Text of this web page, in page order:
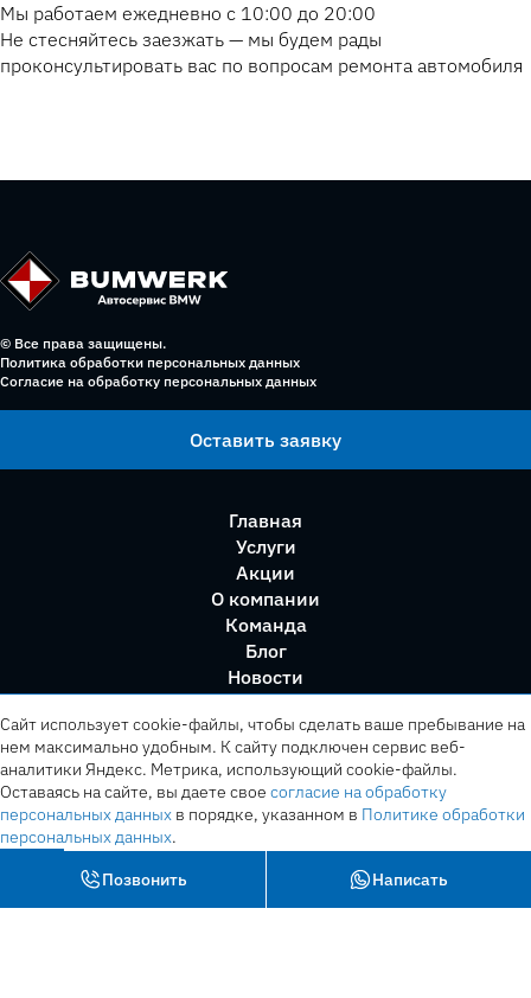
Мы работаем ежедневно с 10:00 до 20:00
Не стесняйтесь заезжать — мы будем рады
проконсультировать вас по вопросам ремонта автомобиля
© Все права защищены.
Политика обработки персональных данных
Согласие на обработку персональных данных
Оставить заявку
Главная
Услуги
Акции
О компании
Команда
Блог
Новости
Позвонить Написать
Сайт использует cookie-файлы, чтобы сделать ваше пребывание на
нем максимально удобным. К cайту подключен сервис веб-
аналитики Яндекс. Метрика, использующий cookie-файлы.
Оставаясь на сайте, вы даете свое согласие на обработку
персональных данных в порядке, указанном в Политике обработки
персональных данных.